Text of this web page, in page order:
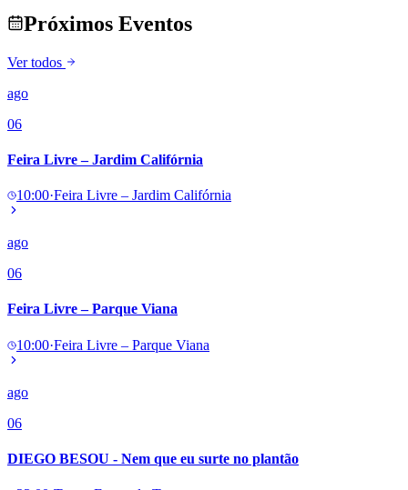
Próximos Eventos
Ver todos
ago
06
Feira Livre – Jardim Califórnia
10:00·Feira Livre – Jardim Califórnia
ago
06
Feira Livre – Parque Viana
10:00·Feira Livre – Parque Viana
ago
06
DIEGO BESOU - Nem que eu surte no plantão